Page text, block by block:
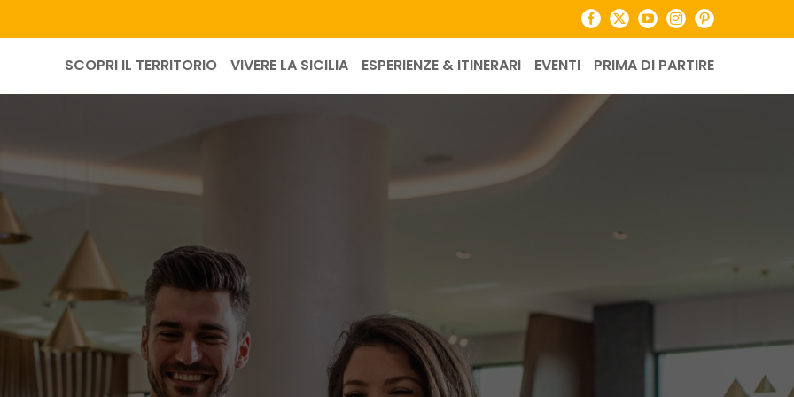
Facebook
X YouTubeInstagramPinterest
SCOPRI IL TERRITORIO VIVERE LA SICILIA ESPERIENZE & ITINERARI EVENTI PRIMA DI PARTIRE